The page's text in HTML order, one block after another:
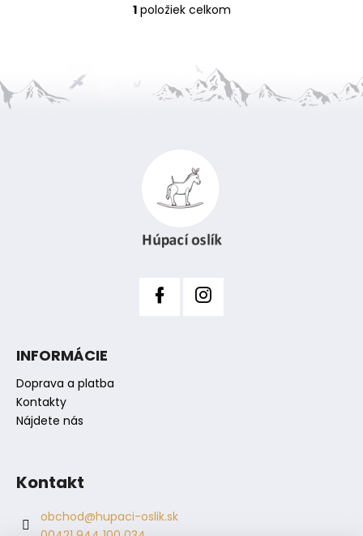
O
d
p
r
v
k
y
1položiek celkom
INFORMÁCIE
Doprava a platba
Kontakty
Nájdete nás
Kontakt
obchod@hupaci-oslik.sk